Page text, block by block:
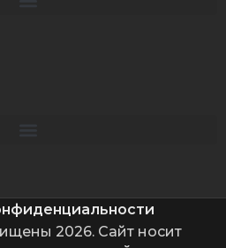
2026. Сайт носит